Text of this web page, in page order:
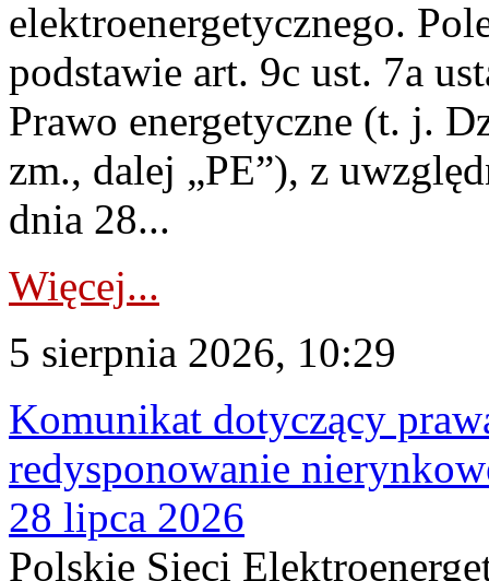
elektroenergetycznego.
podstawie art. 9c ust. 7a
Prawo energetyczne (t. j.
zm., dalej „PE”), z
dnia 28...
Więcej...
5 sierpnia 2026, 10:29
Komunikat dotyczący
redysponowanie
28 lipca 2026
Polskie Sieci